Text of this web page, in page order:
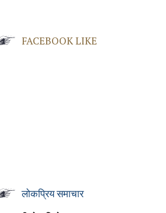
FACEBOOK LIKE
लोकप्रिय समाचार